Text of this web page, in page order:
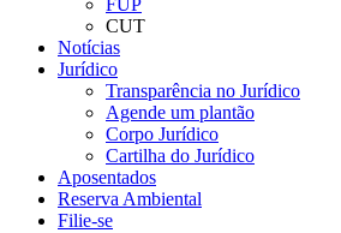
FUP
CUT
Notícias
Jurídico
Transparência no Jurídico
Agende um plantão
Corpo Jurídico
Cartilha do Jurídico
Aposentados
Reserva Ambiental
Filie-se